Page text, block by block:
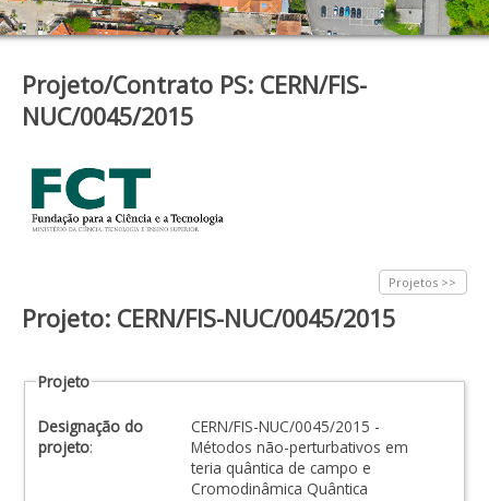
Projeto/Contrato PS: CERN/FIS-
NUC/0045/2015
Projetos >>
Projeto: CERN/FIS-NUC/0045/2015
Projeto
Designação do
projeto:
CERN/FIS-NUC/0045/2015 -
Métodos não-perturbativos em
teria quântica de campo e
Cromodinâmica Quântica